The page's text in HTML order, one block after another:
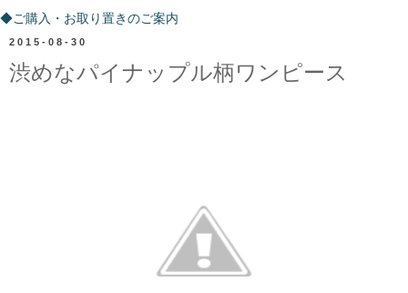
◆ご購入・お取り置きのご案内
2015-08-30
渋めなパイナップル柄ワンピース